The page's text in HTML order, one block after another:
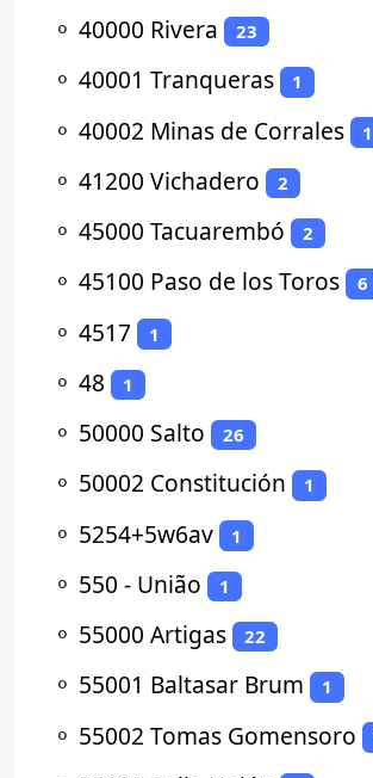
⚬ 40000 Rivera 23
⚬ 40001 Tranqueras 1
⚬ 40002 Minas de Corrales 1
⚬ 41200 Vichadero 2
⚬ 45000 Tacuarembó 2
⚬ 45100 Paso de los Toros 6
⚬ 4517 1
⚬ 48 1
⚬ 50000 Salto 26
⚬ 50002 Constitución 1
⚬ 5254+5w6av 1
⚬ 550 - União 1
⚬ 55000 Artigas 22
⚬ 55001 Baltasar Brum 1
⚬ 55002 Tomas Gomensoro